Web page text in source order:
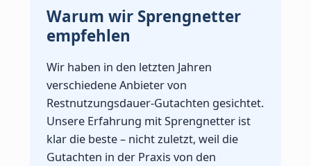
Warum wir Sprengnetter
empfehlen
Wir haben in den letzten Jahren
verschiedene Anbieter von
Restnutzungsdauer-Gutachten gesichtet.
Unsere Erfahrung mit Sprengnetter ist
klar die beste – nicht zuletzt, weil die
Gutachten in der Praxis von den